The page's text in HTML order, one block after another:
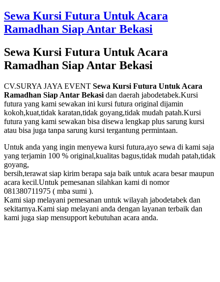
Kursi
Futura
Harga
Siap
Kirim
Jakarta
Sewa Kursi Futura Untuk Acara
Ramadhan Siap Antar Bekasi
Sewa Kursi Futura Untuk Acara
Ramadhan Siap Antar Bekasi
CV.SURYA JAYA EVENT Sewa Kursi Futura Untuk Acara
Ramadhan Siap Antar Bekasi dan daerah jabodetabek.Kursi
futura yang kami sewakan ini kursi futura original dijamin
kokoh,kuat,tidak karatan,tidak goyang,tidak mudah patah.Kursi
futura yang kami sewakan bisa disewa lengkap plus sarung kursi
atau bisa juga tanpa sarung kursi tergantung permintaan.
Untuk anda yang ingin menyewa kursi futura,ayo sewa di kami saja
yang terjamin 100 % original,kualitas bagus,tidak mudah patah,tidak
goyang,
bersih,terawat siap kirim berapa saja baik untuk acara besar maupun
acara kecil.Untuk pemesanan silahkan kami di nomor
081380711975 ( mba sumi ).
Kami siap melayani pemesanan untuk wilayah jabodetabek dan
sekitarnya.Kami siap melayani anda dengan layanan terbaik dan
kami juga siap mensupport kebutuhan acara anda.